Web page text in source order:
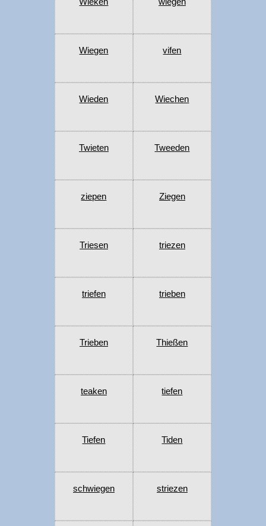
Wiegen vifen
Wieden Wiechen
Twieten Tweeden
ziepen Ziegen
Triesen triezen
triefen trieben
Trieben Thießen
teaken tiefen
Tiefen Tiden
schwiegen striezen